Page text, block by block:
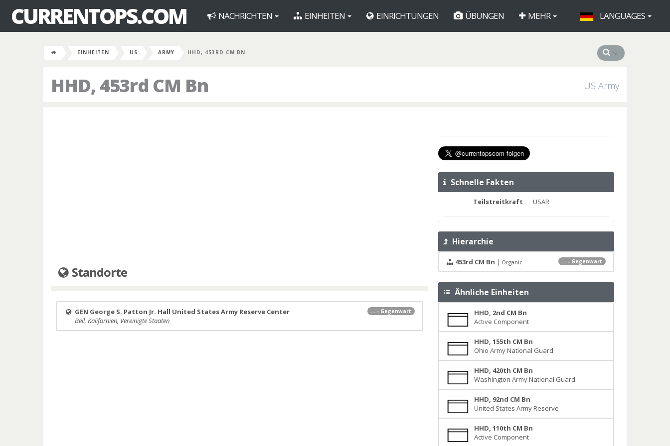
CURRENTOPS.COM NACHRICHTEN EINHEITEN EINRICHTUNGEN ÜBUNGEN MEHR LANGUAGES
EINHEITEN US ARMY HHD, 453RD CM BN
HHD, 453rd CM Bn US Army
Standorte
... - Gegenwart
GEN George S. Patton Jr. Hall United States Army Reserve Center
Bell, Kalifornien, Vereinigte Staaten
Schnelle Fakten
Teilstreitkraft USAR
Hierarchie
... - Gegenwart
453rd CM Bn | Organic
Ähnliche Einheiten
HHD, 2nd CM Bn
Active Component
HHD, 155th CM Bn
Ohio Army National Guard
HHD, 420th CM Bn
Washington Army National Guard
HHD, 92nd CM Bn
United States Army Reserve
HHD, 110th CM Bn
Active Component